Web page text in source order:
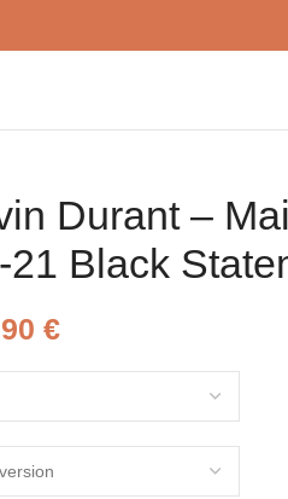
Durant –
21 Black
€